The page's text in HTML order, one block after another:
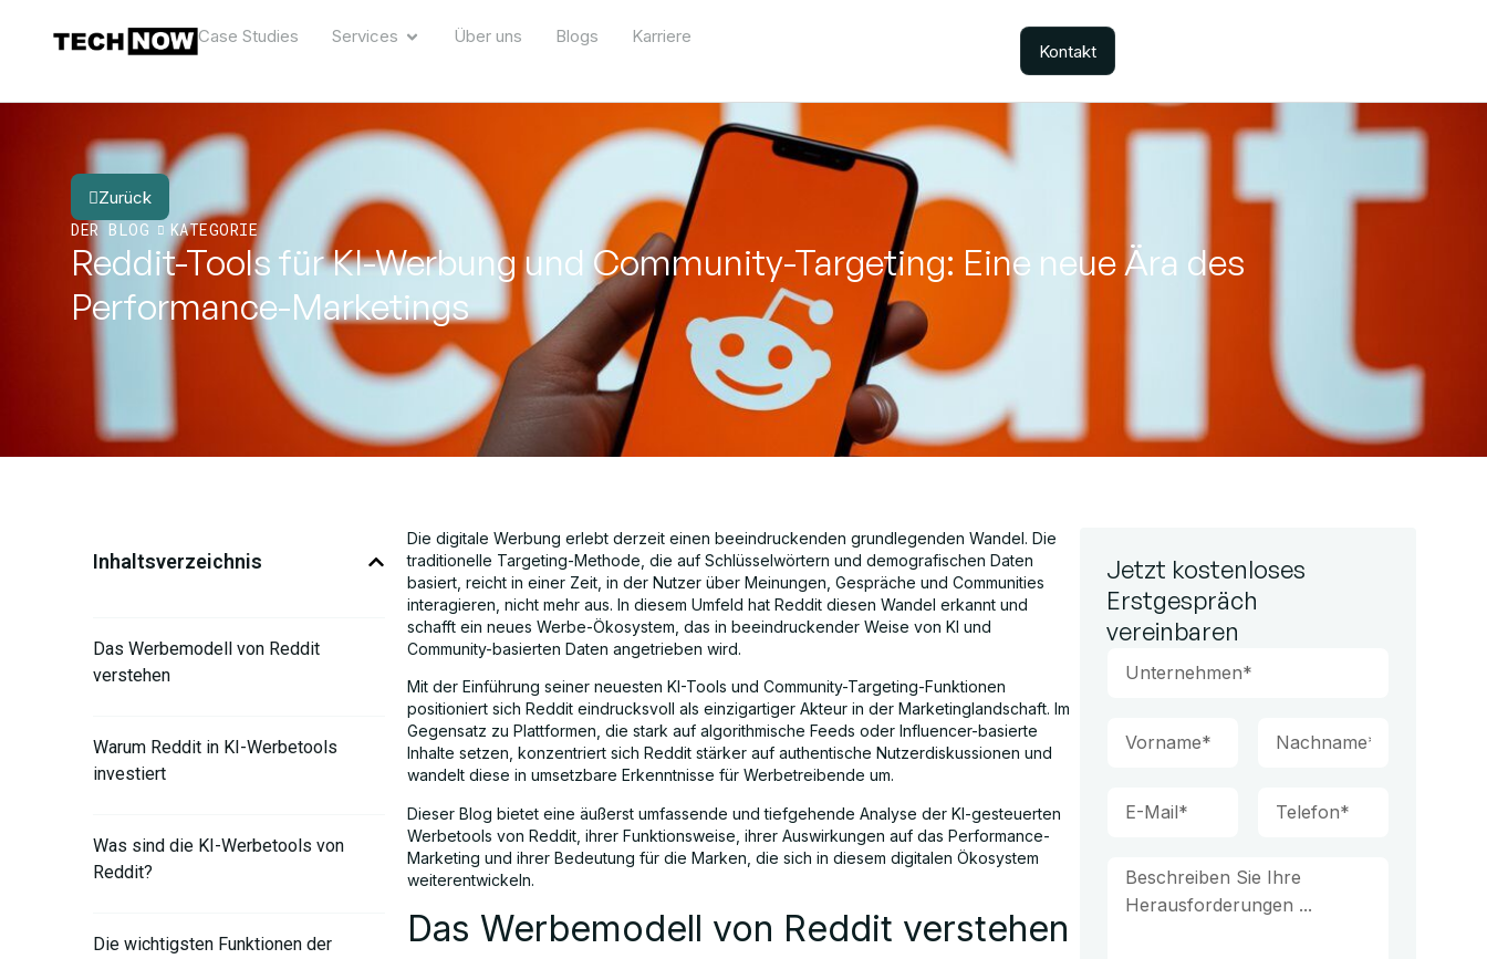
Case Studies Services Über uns Blogs Karriere
Kontakt
Zurück
DER BLOG
KATEGORIE
Reddit-Tools für KI-Werbung und Community-Targeting: Eine neue Ära des
Performance-Marketings
Inhaltsverzeichnis
Das Werbemodell von Reddit
verstehen
Warum Reddit in KI-Werbetools
investiert
Was sind die KI-Werbetools von
Reddit?
Die wichtigsten Funktionen der
Die digitale Werbung erlebt derzeit einen beeindruckenden grundlegenden Wandel. Die
traditionelle Targeting-Methode, die auf Schlüsselwörtern und demografischen Daten
basiert, reicht in einer Zeit, in der Nutzer über Meinungen, Gespräche und Communities
interagieren, nicht mehr aus. In diesem Umfeld hat Reddit diesen Wandel erkannt und
schafft ein neues Werbe-Ökosystem, das in beeindruckender Weise von KI und
Community-basierten Daten angetrieben wird.
Mit der Einführung seiner neuesten KI-Tools und Community-Targeting-Funktionen
positioniert sich Reddit eindrucksvoll als einzigartiger Akteur in der Marketinglandschaft. Im
Gegensatz zu Plattformen, die stark auf algorithmische Feeds oder Influencer-basierte
Inhalte setzen, konzentriert sich Reddit stärker auf authentische Nutzerdiskussionen und
wandelt diese in umsetzbare Erkenntnisse für Werbetreibende um.
Dieser Blog bietet eine äußerst umfassende und tiefgehende Analyse der KI-gesteuerten
Werbetools von Reddit, ihrer Funktionsweise, ihrer Auswirkungen auf das Performance-
Marketing und ihrer Bedeutung für die Marken, die sich in diesem digitalen Ökosystem
weiterentwickeln.
Das Werbemodell von Reddit verstehen
Jetzt kostenloses
Erstgespräch
vereinbaren